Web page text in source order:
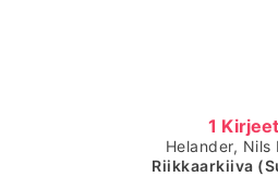
1 Kirjeet
Helander, Nils
Riikkaarkiiva